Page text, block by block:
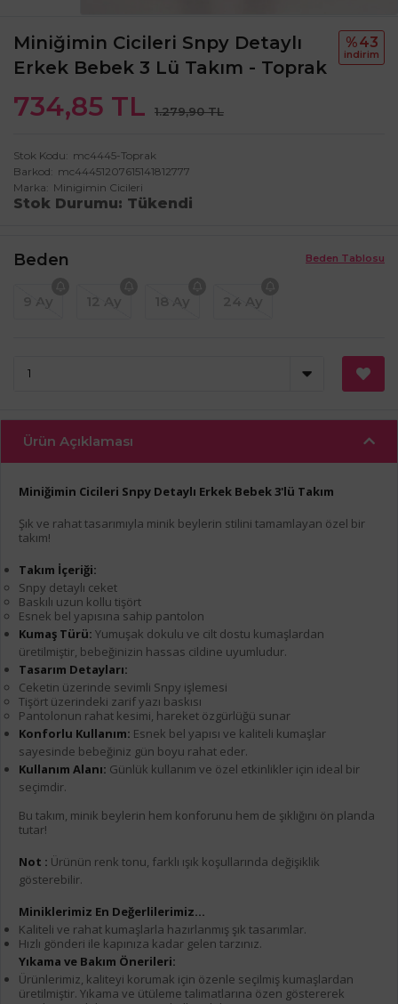
Miniğimin Cicileri Snpy Detaylı
Erkek Bebek 3 Lü Takım - Toprak
734,85 TL 1.279,90 TL
%43
i̇ndi̇ri̇m
Stok Kodu
mc4445-Toprak
Barkod
mc44451207615141812777
Marka
Minigimin Cicileri
Stok Durumu Tükendi
Beden Tablosu
Beden
Ürün Açıklaması
Miniğimin Cicileri Snpy Detaylı Erkek Bebek 3'lü Takım
Şık ve rahat tasarımıyla minik beylerin stilini tamamlayan özel bir
takım!
Takım İçeriği:
Snpy detaylı ceket
Baskılı uzun kollu tişört
Esnek bel yapısına sahip pantolon
Kumaş Türü: Yumuşak dokulu ve cilt dostu kumaşlardan
üretilmiştir, bebeğinizin hassas cildine uyumludur.
Tasarım Detayları:
Ceketin üzerinde sevimli Snpy işlemesi
Tişört üzerindeki zarif yazı baskısı
Pantolonun rahat kesimi, hareket özgürlüğü sunar
Konforlu Kullanım: Esnek bel yapısı ve kaliteli kumaşlar
sayesinde bebeğiniz gün boyu rahat eder.
Kullanım Alanı: Günlük kullanım ve özel etkinlikler için ideal bir
seçimdir.
Bu takım, minik beylerin hem konforunu hem de şıklığını ön planda
tutar!
Not : Ürünün renk tonu, farklı ışık koşullarında değişiklik
gösterebilir.
Miniklerimiz En Değerlilerimiz...
Kaliteli ve rahat kumaşlarla hazırlanmış şık tasarımlar.
Hızlı gönderi ile kapınıza kadar gelen tarzınız.
Yıkama ve Bakım Önerileri:
Ürünlerimiz, kaliteyi korumak için özenle seçilmiş kumaşlardan
üretilmiştir. Yıkama ve ütüleme talimatlarına özen göstererek